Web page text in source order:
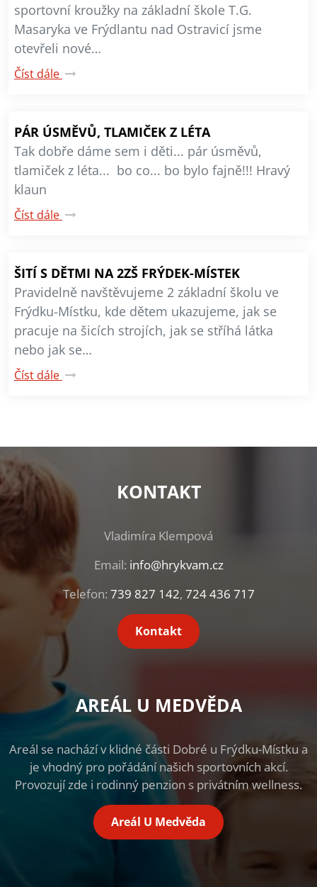
sportovní kroužky na základní škole T.G.
Masaryka ve Frýdlantu nad Ostravicí jsme
otevřeli nové…
Číst dále
PÁR ÚSMĚVŮ, TLAMIČEK Z LÉTA
Tak dobře dáme sem i děti... pár úsměvů,
tlamiček z léta... bo co... bo bylo fajně!!! Hravý
klaun
Číst dále
ŠITÍ S DĚTMI NA 2ZŠ FRÝDEK-MÍSTEK
Pravidelně navštěvujeme 2 základní školu ve
Frýdku-Místku, kde dětem ukazujeme, jak se
pracuje na šicích strojích, jak se stříhá látka
nebo jak se…
Číst dále
KONTAKT
Vladimíra Klempová
Email: info@hrykvam.cz
Telefon: 739 827 142, 724 436 717
Kontakt
AREÁL U MEDVĚDA
Areál se nachází v klidné části Dobré u Frýdku-Místku a
je vhodný pro pořádání našich sportovních akcí.
Provozují zde i rodinný penzion s privátním wellness.
Areál U Medvěda